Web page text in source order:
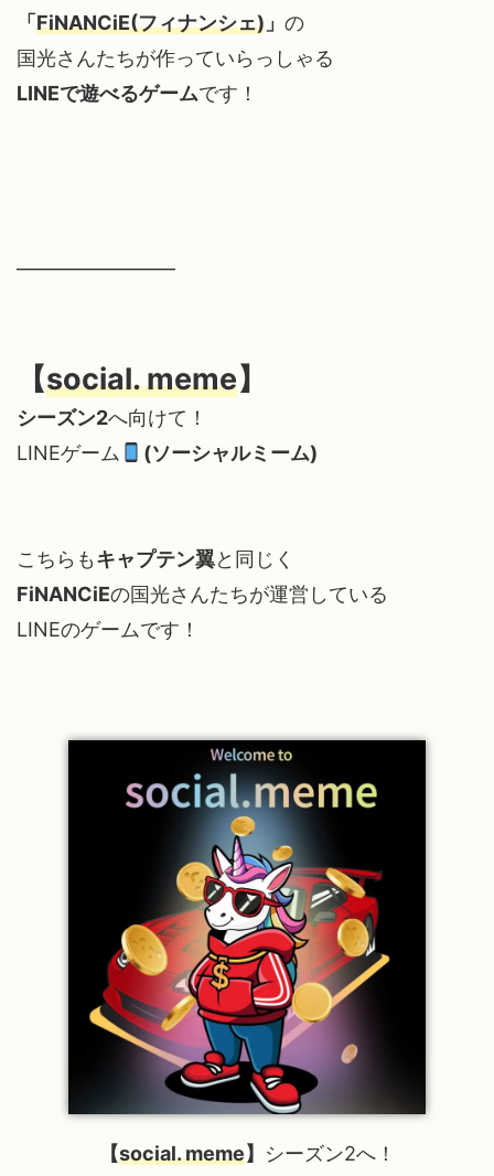
「 FiNANCiE(フィナンシェ) 」 の
国光さんたちが作っていらっしゃる
LINEで遊べるゲームです！
━━━━━━━━
【social. meme】
シーズン2へ向けて！
LINEゲーム
(ソーシャルミーム)
こちらもキャプテン翼と同じく
FiNANCiEの国光さんたちが運営している
LINEのゲームです！
【social. meme】 シーズン2へ！